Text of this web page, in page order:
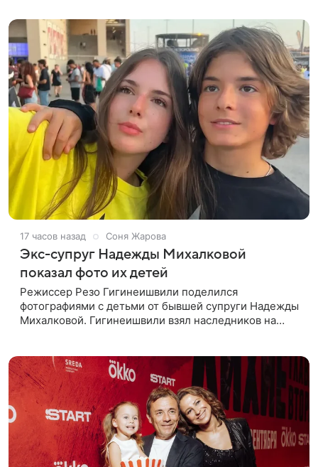
17 часов назад Соня Жарова
Экс-супруг Надежды Михалковой
показал фото их детей
Режиссер Резо Гигинеишвили поделился
фотографиями с детьми от бывшей супруги Надежды
Михалковой. Гигинеишвили взял наследников на